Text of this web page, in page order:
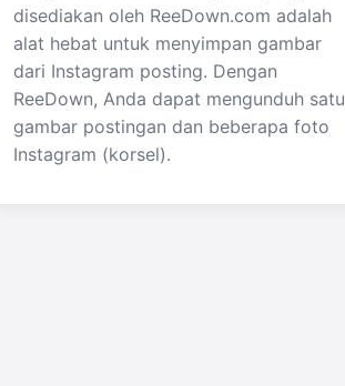
disediakan oleh ReeDown.com adalah
alat hebat untuk menyimpan gambar
dari Instagram posting. Dengan
ReeDown, Anda dapat mengunduh satu
gambar postingan dan beberapa foto
Instagram (korsel).